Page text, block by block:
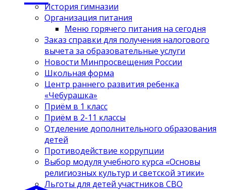
История гимназии
Организация питания
Меню горячего питания на сегодня
Заказ справки для получения налогового
вычета за образовательные услуги
Новости Минпросвещения России
Школьная форма
Центр раннего развития ребенка
«Чебурашка»
Приём в 1 класс
Приём в 2-11 классы
Отделение дополнительного образования
детей
Противодействие коррупции
Выбор модуля учебного курса «Основы
религиозных культур и светской этики»
Льготы для детей участников СВО